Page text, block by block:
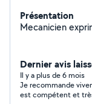
Présentation
Mecanicien
Dernier avis
Il y a plus de 6 mois
Je recommande
est compétent et